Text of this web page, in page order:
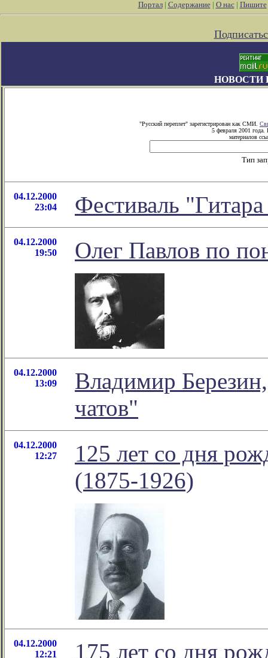
Портал| Содержание| О нас| Пишите
НОВОСТИ
"Русский переплет" зарегистрирован как СМИ.
5 февраля 2001 года.
материалов
Тип
04.12.2000
23:04
Фестиваль
04.12.2000
19:50
Олег Павлов по
04.12.2000
13:09
Владимир
чатов"
04.12.2000
12:27
125 лет со дня
(1875-1926)
04.12.2000
12:21
175 лет со дня